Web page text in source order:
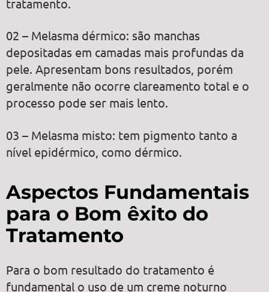
tratamento.
02 – Melasma dérmico: são manchas
depositadas em camadas mais profundas da
pele. Apresentam bons resultados, porém
geralmente não ocorre clareamento total e o
processo pode ser mais lento.
03 – Melasma misto: tem pigmento tanto a
nível epidérmico, como dérmico.
Aspectos Fundamentais
para o Bom êxito do
Tratamento
Para o bom resultado do tratamento é
fundamental o uso de um creme noturno